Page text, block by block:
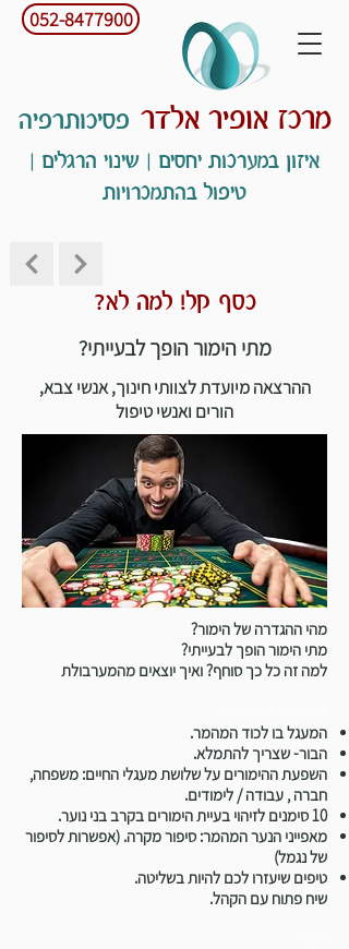
052-8477900
מרכז אופיר אלדר פסיכותרפיה
איזון במערכות יחסים | שינוי הרגלים |
טיפול בהתמכרויות
כסף קל! למה לא?
מתי הימור הופך לבעייתי?
ההרצאה מיועדת לצוותי חינוך, אנשי צבא,
הורים ואנשי טיפול
מהי ההגדרה של הימור?
מתי הימור הופך לבעייתי?
למה זה כל כך סוחף? ואיך יוצאים מהמערבולת
המעגל בו לכוד המהמר.
הבור- שצריך להתמלא.
השפעת ההימורים על שלושת מעגלי החיים: משפחה,
חברה , עבודה / לימודים.
10 סימנים לזיהוי בעיית הימורים בקרב בני נוער.
מאפייני הנער המהמר: סיפור מקרה. (אפשרות לסיפור
של נגמל)
טיפים שיעזרו לכם להיות בשליטה.
שיח פתוח עם הקהל.